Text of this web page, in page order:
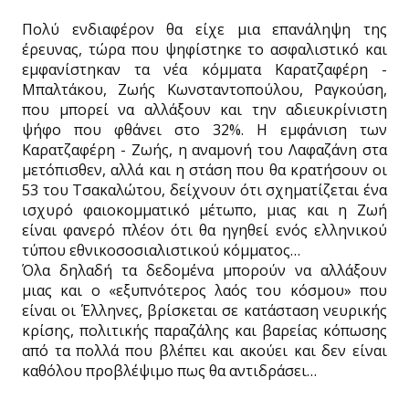
Πολύ ενδιαφέρον θα είχε μια επανάληψη της
έρευνας, τώρα που ψηφίστηκε το ασφαλιστικό και
εμφανίστηκαν τα νέα κόμματα Καρατζαφέρη -
Μπαλτάκου, Ζωής Κωνσταντοπούλου, Ραγκούση,
που μπορεί να αλλάξουν και την αδιευκρίνιστη
ψήφο που φθάνει στο 32%. Η εμφάνιση των
Καρατζαφέρη - Ζωής, η αναμονή του Λαφαζάνη στα
μετόπισθεν, αλλά και η στάση που θα κρατήσουν οι
53 του Τσακαλώτου, δείχνουν ότι σχηματίζεται ένα
ισχυρό φαιοκομματικό μέτωπο, μιας και η Ζωή
είναι φανερό πλέον ότι θα ηγηθεί ενός ελληνικού
τύπου εθνικοσοσιαλιστικού κόμματος…
Όλα δηλαδή τα δεδομένα μπορούν να αλλάξουν
μιας και ο «εξυπνότερος λαός του κόσμου» που
είναι οι Έλληνες, βρίσκεται σε κατάσταση νευρικής
κρίσης, πολιτικής παραζάλης και βαρείας κόπωσης
από τα πολλά που βλέπει και ακούει και δεν είναι
καθόλου προβλέψιμο πως θα αντιδράσει…